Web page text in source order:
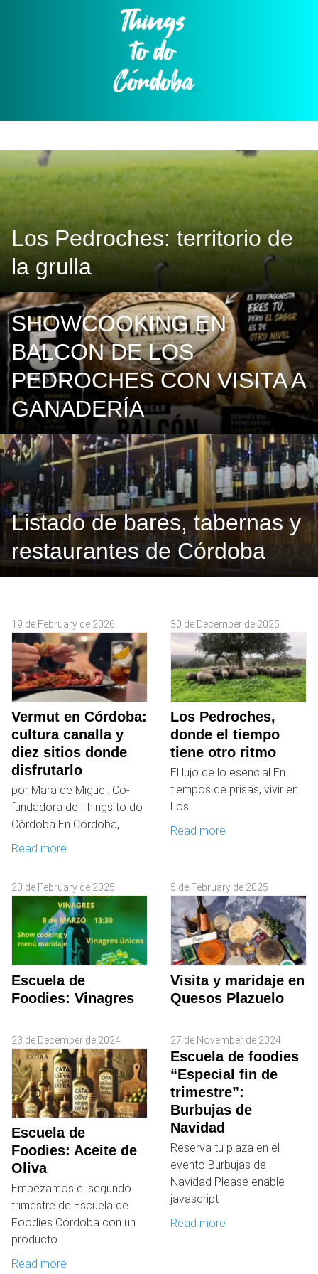
Los Pedroches: territorio de
la grulla
SHOWCOOKING EN
BALCON DE LOS
PEDROCHES CON VISITA A
GANADERÍA
Listado de bares, tabernas y
restaurantes de Córdoba
19 de February de 2026
Vermut en Córdoba:
cultura canalla y
diez sitios donde
disfrutarlo
por Mara de Miguel. Co-
fundadora de Things to do
Córdoba En Córdoba,
Read more
30 de December de 2025
Los Pedroches,
donde el tiempo
tiene otro ritmo
El lujo de lo esencial En
tiempos de prisas, vivir en
Los
Read more
20 de February de 2025
Escuela de
Foodies: Vinagres
5 de February de 2025
Visita y maridaje en
Quesos Plazuelo
23 de December de 2024
Escuela de
Foodies: Aceite de
Oliva
Empezamos el segundo
trimestre de Escuela de
Foodies Córdoba con un
producto
Read more
27 de November de 2024
Escuela de foodies
“Especial fin de
trimestre”:
Burbujas de
Navidad
Reserva tu plaza en el
evento Burbujas de
Navidad Please enable
javascript
Read more